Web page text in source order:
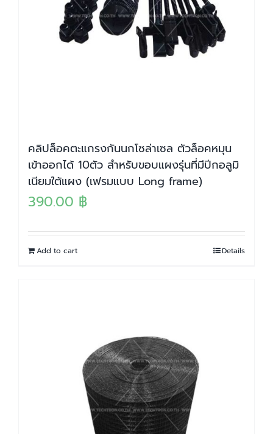
คลิปล็อคตะแกรงกันนกโซล่าเซล ตัวล็อคหมุน
เข้าออกได้ 10ตัว สำหรับขอบแผงรุ่นที่มีปีกอลูมิ
เนียมใต้แผง (เฟรมแบบ Long frame)
390.00 ฿
Add to cart Details